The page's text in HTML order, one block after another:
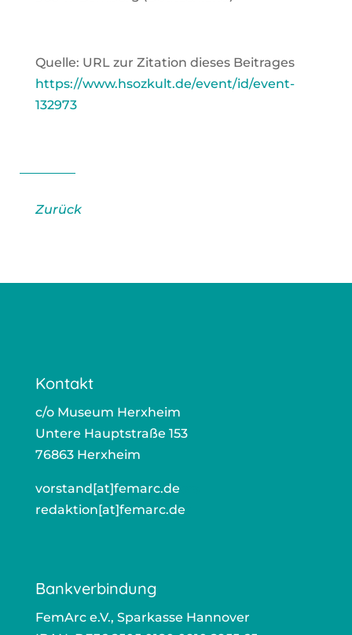
Quel­le: URL zur Zita­ti­on die­ses Bei­tra­ges
https://www.hsozkult.de/event/id/event-
132973
Zurück
Kontakt
c/o Muse­um Herx­heim
Unte­re Haupt­stra­ße 153
76863 Herx­heim
vorstand[at]femarc.de
redaktion[at]femarc.de
Bankverbindung
Fem­Arc e.V., Spar­kas­se Han­no­ver